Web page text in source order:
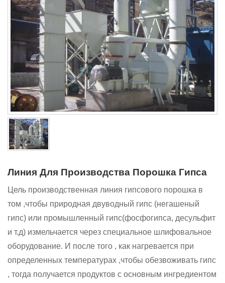
Линия Для Производства Порошка Гипса
Цель производственная линия гипсового порошка в
том ,чтобы природная двуводный гипс (негашеный
гипс) или промышленный гипс(фосфогипса, десульфит
и т.д) измельчается через специальное шлифовальное
оборудование. И после того , как нагревается при
определенных температурах ,чтобы обезвоживать гипс
, тогда получается продуктов с основным ингредиентом